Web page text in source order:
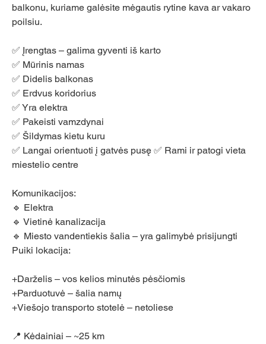
balkonu, kuriame galėsite mėgautis rytine kava ar vakaro
poilsiu.
✅ Įrengtas – galima gyventi iš karto
✅ Mūrinis namas
✅ Didelis balkonas
✅ Erdvus koridorius
✅ Yra elektra
✅ Pakeisti vamzdynai
✅ Šildymas kietu kuru
✅ Langai orientuoti į gatvės pusę ✅ Rami ir patogi vieta
miestelio centre
Komunikacijos:
🔹 Elektra
🔹 Vietinė kanalizacija
🔹 Miesto vandentiekis šalia – yra galimybė prisijungti
Puiki lokacija:
+Darželis – vos kelios minutės pėsčiomis
+Parduotuvė – šalia namų
+Viešojo transporto stotelė – netoliese
📍 Kėdainiai – ~25 km